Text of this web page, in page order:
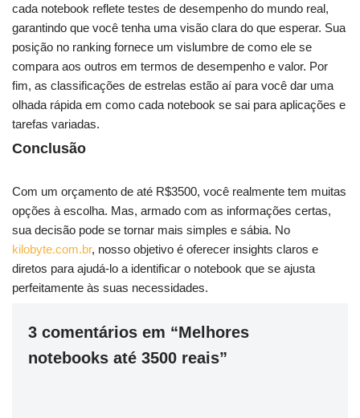
cada notebook reflete testes de desempenho do mundo real,
garantindo que você tenha uma visão clara do que esperar. Sua
posição no ranking fornece um vislumbre de como ele se
compara aos outros em termos de desempenho e valor. Por
fim, as classificações de estrelas estão aí para você dar uma
olhada rápida em como cada notebook se sai para aplicações e
tarefas variadas.
Conclusão
Com um orçamento de até R$3500, você realmente tem muitas
opções à escolha. Mas, armado com as informações certas,
sua decisão pode se tornar mais simples e sábia. No
kilobyte.com.br, nosso objetivo é oferecer insights claros e
diretos para ajudá-lo a identificar o notebook que se ajusta
perfeitamente às suas necessidades.
3 comentários em “Melhores
notebooks até 3500 reais”